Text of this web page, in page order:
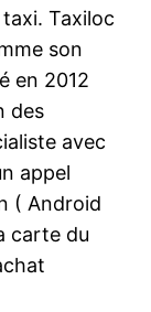
Taxiloc
son
en 2012
des
avec
appel
( Android
carte du